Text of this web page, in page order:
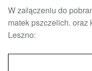
W załączeniu do
matek pszczelich.
Leszno: